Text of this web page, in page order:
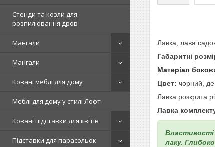
Стенди та козли для
розпилювання дров
Мангали
Мангали
Ковані меблі для дому
Меблі для дому у стилі Лофт
Ковані підставки для квітів
Підставки для парасольок
Лавка, лава
Габаритні
Матеріал
Цвет: чорний,
Лавка розкрита
Лавка
Властивості
лаку.